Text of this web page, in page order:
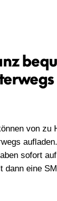
von zu
sofort
dann eine